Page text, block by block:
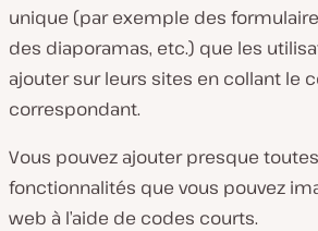
unique (par exemple des
des diaporamas, etc.) que les
ajouter sur leurs sites en collant le
correspondant.
Vous pouvez ajouter presque
fonctionnalités que vous pouvez
web à l’aide de codes courts.